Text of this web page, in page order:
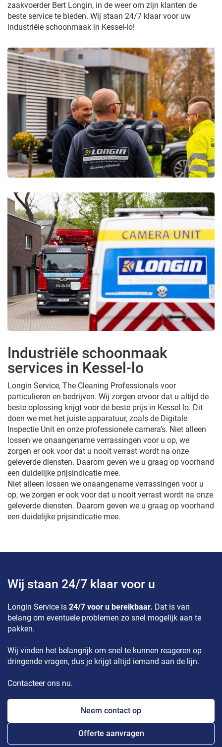
zaakvoerder Bert Longin, in de weer om zijn klanten de
beste service te bieden. Wij staan 24/7 klaar voor uw
industriële schoonmaak in Kessel-lo!
Industriële schoonmaak
services in Kessel-lo
Longin Service, The Cleaning Professionals voor
particulieren en bedrijven. Wij zorgen ervoor dat u altijd de
beste oplossing krijgt voor de beste prijs in Kessel-lo. Dit
doen we met het juiste apparatuur, zoals de Digitale
Inspectie Unit en onze professionele camera’s. Niet alleen
lossen we onaangename verrassingen voor u op, we
zorgen er ook voor dat u nooit verrast wordt na onze
geleverde diensten. Daarom geven we u graag op voorhand
een duidelijke prijsindicatie mee.
Niet alleen lossen we onaangename verrassingen voor u
op, we zorgen er ook voor dat u nooit verrast wordt na onze
geleverde diensten. Daarom geven we u graag op voorhand
een duidelijke prijsindicatie mee.
Wij staan 24/7 klaar voor u
Longin Service is 24/7 voor u bereikbaar. Dat is van
belang om eventuele problemen zo snel mogelijk aan te
pakken.
Wij vinden het belangrijk om snel te kunnen reageren op
dringende vragen, dus je krijgt altijd iemand aan de lijn.
Contacteer ons nu.
Neem contact op
Offerte aanvragen